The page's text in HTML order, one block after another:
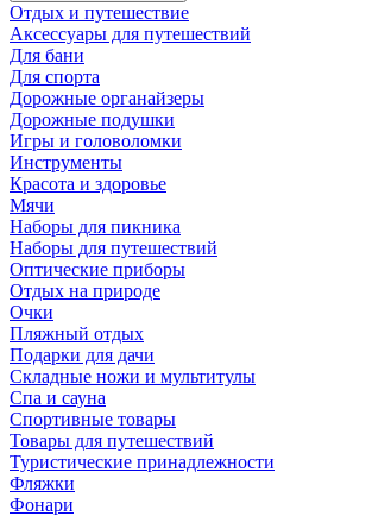
Отдых и путешествие
Аксессуары для путешествий
Для бани
Для спорта
Дорожные органайзеры
Дорожные подушки
Игры и головоломки
Инструменты
Красота и здоровье
Мячи
Наборы для пикника
Наборы для путешествий
Оптические приборы
Отдых на природе
Очки
Пляжный отдых
Подарки для дачи
Складные ножи и мультитулы
Спа и сауна
Спортивные товары
Товары для путешествий
Туристические принадлежности
Фляжки
Фонари